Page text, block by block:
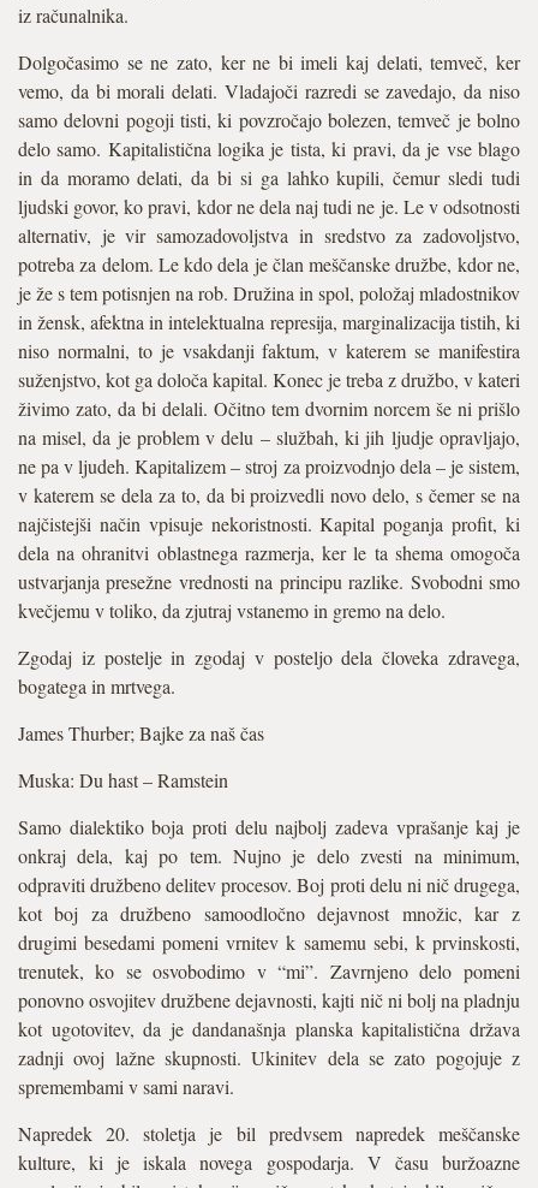
iz računalnika.
Dolgočasimo se ne zato, ker ne bi imeli kaj delati, temveč, ker
vemo, da bi morali delati. Vladajoči razredi se zavedajo, da niso
samo delovni pogoji tisti, ki povzročajo bolezen, temveč je bolno
delo samo. Kapitalistična logika je tista, ki pravi, da je vse blago
in da moramo delati, da bi si ga lahko kupili, čemur sledi tudi
ljudski govor, ko pravi, kdor ne dela naj tudi ne je. Le v odsotnosti
alternativ, je vir samozadovoljstva in sredstvo za zadovoljstvo,
potreba za delom. Le kdo dela je član meščanske družbe, kdor ne,
je že s tem potisnjen na rob. Družina in spol, položaj mladostnikov
in žensk, afektna in intelektualna represija, marginalizacija tistih, ki
niso normalni, to je vsakdanji faktum, v katerem se manifestira
suženjstvo, kot ga določa kapital. Konec je treba z družbo, v kateri
živimo zato, da bi delali. Očitno tem dvornim norcem še ni prišlo
na misel, da je problem v delu – službah, ki jih ljudje opravljajo,
ne pa v ljudeh. Kapitalizem – stroj za proizvodnjo dela – je sistem,
v katerem se dela za to, da bi proizvedli novo delo, s čemer se na
najčistejši način vpisuje nekoristnosti. Kapital poganja profit, ki
dela na ohranitvi oblastnega razmerja, ker le ta shema omogoča
ustvarjanja presežne vrednosti na principu razlike. Svobodni smo
kvečjemu v toliko, da zjutraj vstanemo in gremo na delo.
Zgodaj iz postelje in zgodaj v posteljo dela človeka zdravega,
bogatega in mrtvega.
James Thurber; Bajke za naš čas
Muska: Du hast – Ramstein
Samo dialektiko boja proti delu najbolj zadeva vprašanje kaj je
onkraj dela, kaj po tem. Nujno je delo zvesti na minimum,
odpraviti družbeno delitev procesov. Boj proti delu ni nič drugega,
kot boj za družbeno samoodločno dejavnost množic, kar z
drugimi besedami pomeni vrnitev k samemu sebi, k prvinskosti,
trenutek, ko se osvobodimo v “mi”. Zavrnjeno delo pomeni
ponovno osvojitev družbene dejavnosti, kajti nič ni bolj na pladnju
kot ugotovitev, da je dandanašnja planska kapitalistična država
zadnji ovoj lažne skupnosti. Ukinitev dela se zato pogojuje z
spremembami v sami naravi.
Napredek 20. stoletja je bil predvsem napredek meščanske
kulture, ki je iskala novega gospodarja. V času buržoazne